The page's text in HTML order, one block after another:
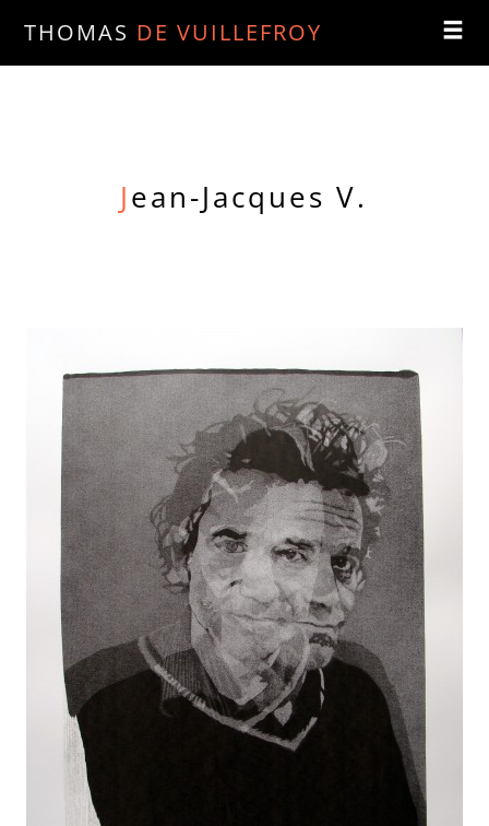
THOMAS DE VUILLEFROY
Jean-Jacques V.